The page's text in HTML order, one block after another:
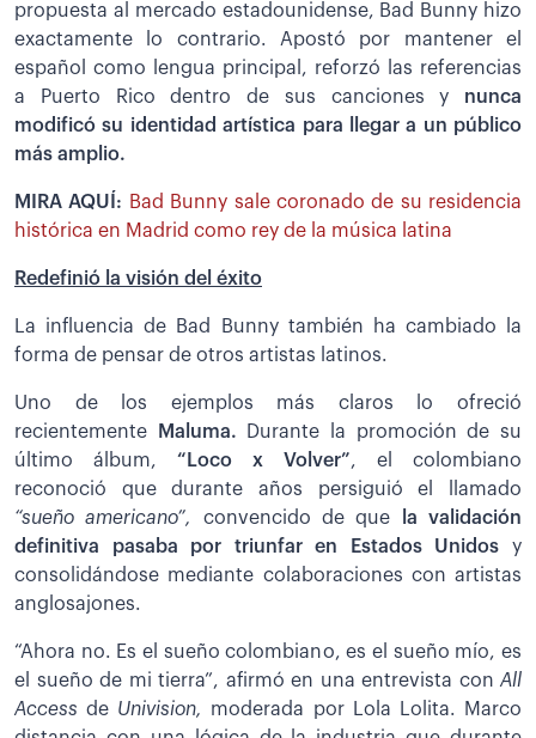
propuesta al mercado estadounidense, Bad Bunny hizo
exactamente lo contrario. Apostó por mantener el
español como lengua principal, reforzó las referencias
a Puerto Rico dentro de sus canciones y nunca
modificó su identidad artística para llegar a un público
más amplio.
MIRA AQUÍ: Bad Bunny sale coronado de su residencia
histórica en Madrid como rey de la música latina
Redefinió la visión del éxito
La influencia de Bad Bunny también ha cambiado la
forma de pensar de otros artistas latinos.
Uno de los ejemplos más claros lo ofreció
recientemente
Maluma. Durante la promoción de su
último álbum, “Loco x Volver”, el colombiano
reconoció que durante años persiguió el llamado
“sueño americano”,
convencido de que la validación
definitiva pasaba por triunfar en Estados Unidos y
consolidándose mediante colaboraciones con artistas
anglosajones.
“Ahora no. Es el sueño colombiano, es el sueño mío, es
el sueño de mi tierra”, afirmó en una entrevista con All
Access de Univision, moderada por Lola Lolita. Marco